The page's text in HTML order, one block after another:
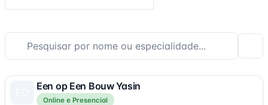
O que gostaria de fazer?
Pesquisar especialidade
Een op Een Bouw Yasin
Online e Presencial